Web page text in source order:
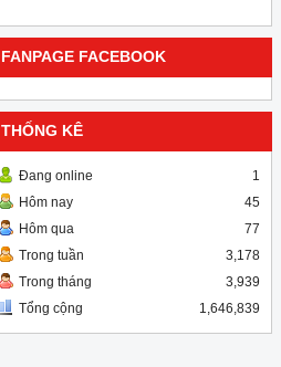
FANPAGE FACEBOOK
THỐNG KÊ
Đang online
1
Hôm nay
45
Hôm qua
77
Trong tuần
3,178
Trong tháng
3,939
Tổng cộng
1,646,839